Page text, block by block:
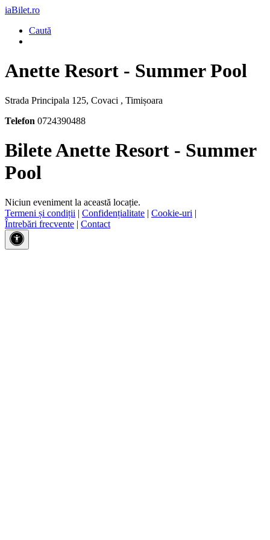
iaBilet.ro
Caută
Anette Resort - Summer Pool
Strada Principala 125, Covaci , Timișoara
Telefon 0724390488
Bilete Anette Resort - Summer
Pool
Niciun eveniment la această locație.
Termeni și condiții | Confidențialitate | Cookie-uri |
Întrebări frecvente | Contact